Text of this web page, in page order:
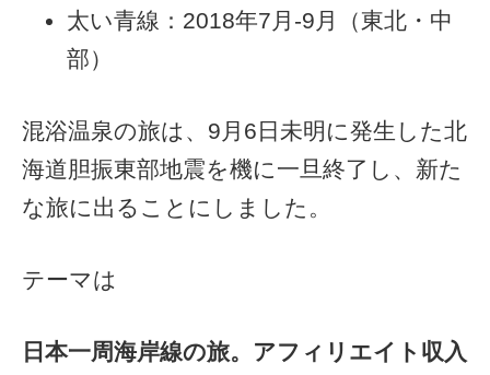
太い青線：2018年7月-9月（東北・中
部）
混浴温泉の旅は、9月6日未明に発生した北
海道胆振東部地震を機に一旦終了し、新た
な旅に出ることにしました。
テーマは
日本一周海岸線の旅。アフィリエイト収入